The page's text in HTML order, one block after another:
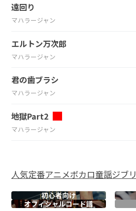
遠回り
マハラージャン
エルトン万次郎
マハラージャン
君の歯ブラシ
マハラージャン
地獄Part2
マハラージャン
人気定番アニメボカロ童謡ジブリ
初心者向け
オフィシャルコード譜